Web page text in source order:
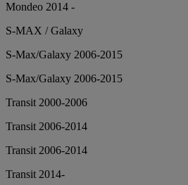
Mondeo 2014 -
S-MAX / Galaxy
S-Max/Galaxy 2006-2015
S-Max/Galaxy 2006-2015
Transit 2000-2006
Transit 2006-2014
Transit 2006-2014
Transit 2014-